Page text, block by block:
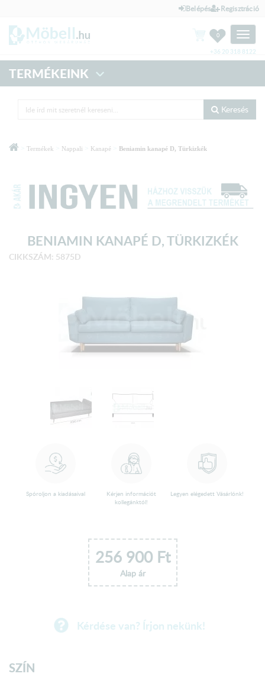
Belépés Regisztráció
Toggle
0
+36 20 318 8122
TERMÉKEINK
Keresés
Termékek Nappali Kanapé Beniamin kanapé D, Türkizkék
BENIAMIN KANAPÉ D, TÜRKIZKÉK
CIKKSZÁM: 5875D
Spóroljon a kiadásaival
Kérjen információt
kollegánktól!
Legyen elégedett Vásárlónk!
256 900Ft
Alap ár
Kérdése van? Írjon nekünk!
SZÍN